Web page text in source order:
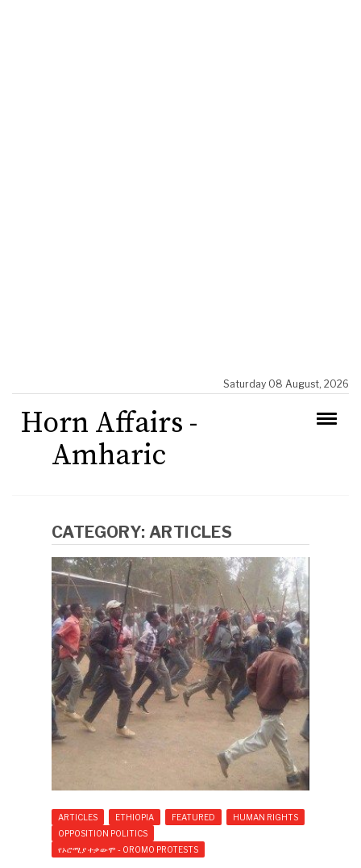
Saturday 08 August, 2026
Horn Affairs -
Amharic
CATEGORY:ARTICLES
ARTICLES ETHIOPIA FEATURED
HUMAN RIGHTS
OPPOSITION POLITICS
የኦሮሚያ ተቃውሞ - OROMO PROTESTS